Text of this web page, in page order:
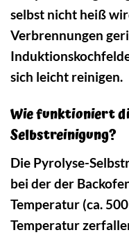
selbst nicht heiß
Verbrennungen
sich leicht reinigen.
Wie funktioniert
Selbstreinigung?
Die Pyrolyse-
bei der der
Temperatur (ca.
Temperatur